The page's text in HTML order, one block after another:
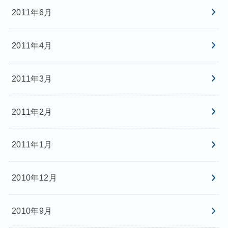
2011年6月
2011年4月
2011年3月
2011年2月
2011年1月
2010年12月
2010年9月